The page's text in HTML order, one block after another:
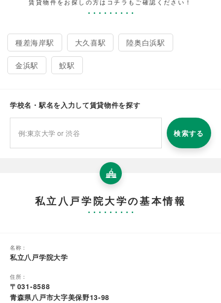
賃貸物件をお探しの方はコチラもご確認ください！
種差海岸駅 大久喜駅 陸奥白浜駅
金浜駅 鮫駅
学校名・駅名を入力して賃貸物件を探す
検索する
私立八戸学院大学の基本情報
名称：
私立八戸学院大学
住所：
〒031-8588
青森県八戸市大字美保野13-98